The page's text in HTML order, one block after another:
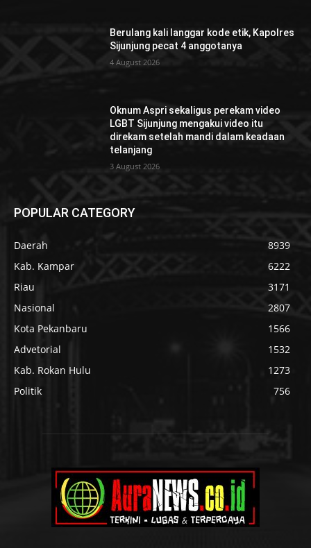
Berulang kali langgar kode etik, Kapolres
Sijunjung pecat 4 anggotanya
4 August 2026
Oknum Aspri sekaligus perekam video
LGBT Sijunjung mengakui video itu
direkam setelah mandi dalam keadaan
telanjang
3 August 2026
POPULAR CATEGORY
Daerah
8939
Kab. Kampar
6222
Riau
3171
Nasional
2807
Kota Pekanbaru
1566
Advetorial
1532
Kab. Rokan Hulu
1273
Politik
756